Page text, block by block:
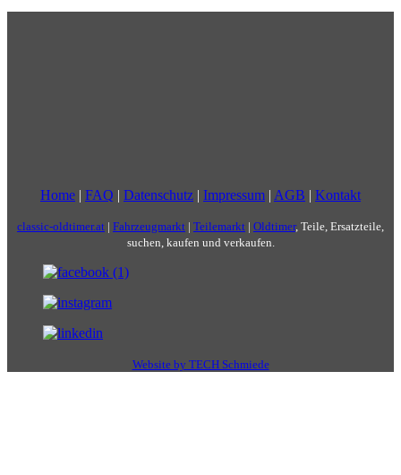
Home | FAQ | Datenschutz | Impressum | AGB | Kontakt
classic-oldtimer.at | Fahrzeugmarkt | Teilemarkt | Oldtimer, Teile, Ersatzteile,
suchen, kaufen und verkaufen.
Website by TECH Schmiede